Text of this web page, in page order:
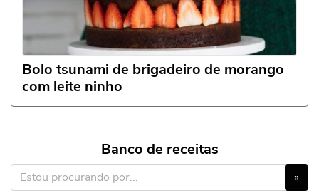
Bolo tsunami de brigadeiro de morango
com leite ninho
Banco de receitas
»